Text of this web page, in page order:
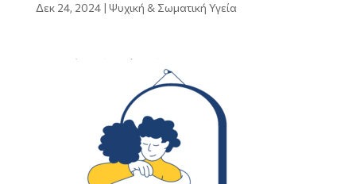
Δεκ 24, 2024| Ψυχική & Σωματική Υγεία